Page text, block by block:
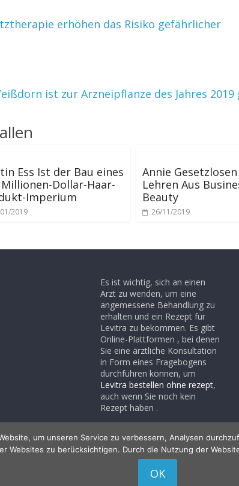
erhöhen das Risiko gefährlicher
ist zur Arzneipflanze des Jahres 2019
Ess Ist der Bau eines
Millionen-Dollar-Haar-
Imperium
2019
Annie
Lehren Aus
Beauty
26/11/2019
Es ist wichtig, sich an einen
Arzt zu wenden, um eine
angemessene Behandlung zu
erhalten und ein Rezept für
Levitra zu bekommen. Es gibt
Online-Plattformen , bei denen
Sie eine ärztliche Konsultation
in Form eines Fragebogens
durchführen können, um
Levitra bestellen ohne rezept,
auch wenn Sie noch kein
Rezept haben .
um unseren Service zu verbessern, Analysen
Websites zu berücksichtigen. Durch die Nutzung der
OK